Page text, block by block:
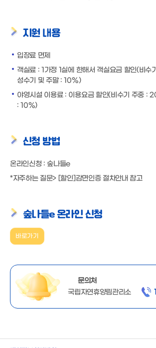
지원 내용
입장료 면제
객실료 : 1가정 1실에 한해서 객실요금 할인(비
성수기 및 주말 : 10%)
야영시설 이용료 : 이용요금 할인(비수기 주중 :
: 10%)
신청 방법
온라인신청 : 숲나들e
*자주하는 질문> [할인]감면인증 절차안내 참고
숲나들e 온라인 신청
바로가기
문의처
국립자연휴양림관리소